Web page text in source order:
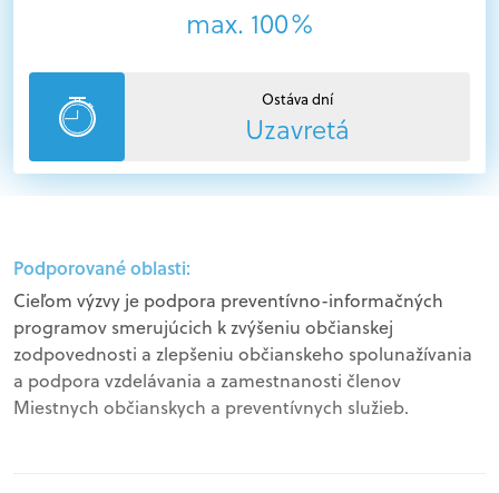
max. 100%
Ostáva dní
Uzavretá
Podporované oblasti:
Cieľom výzvy je podpora preventívno-informačných
programov smerujúcich k zvýšeniu občianskej
zodpovednosti a zlepšeniu občianskeho spolunažívania
a podpora vzdelávania a zamestnanosti členov
Miestnych občianskych a preventívnych služieb.